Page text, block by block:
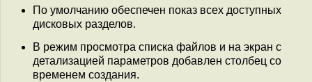
По умолчанию обеспечен показ всех доступных
дисковых разделов.
В режим просмотра списка файлов и на экран с
детализацией параметров добавлен столбец со
временем создания.